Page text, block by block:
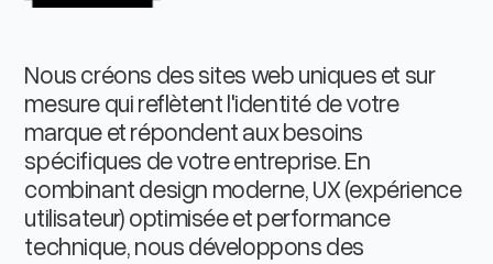
Nous créons des sites web uniques et sur
mesure qui reflètent l'identité de votre
marque et répondent aux besoins
spécifiques de votre entreprise. En
combinant design moderne, UX (expérience
utilisateur) optimisée et performance
technique, nous développons des